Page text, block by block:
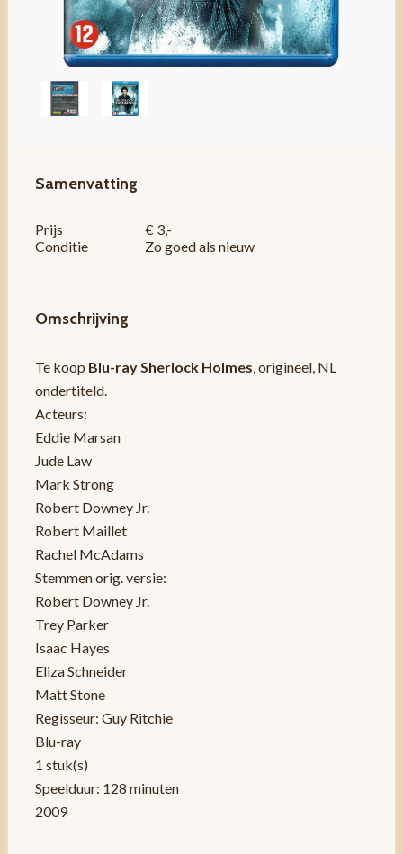
Samenvatting
Prijs
€ 3,-
Conditie
Zo goed als nieuw
Omschrijving
Te koop Blu-ray Sherlock Holmes , origineel, NL
ondertiteld.
Acteurs:
Eddie Marsan
Jude Law
Mark Strong
Robert Downey Jr.
Robert Maillet
Rachel McAdams
Stemmen orig. versie:
Robert Downey Jr.
Trey Parker
Isaac Hayes
Eliza Schneider
Matt Stone
Regisseur: Guy Ritchie
Blu-ray
1 stuk(s)
Speelduur: 128 minuten
2009